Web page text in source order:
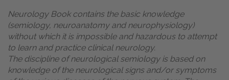
Neurology Book contains the basic knowledge
(semiology, neuroanatomy and neurophysiology)
without which it is impossible and hazardous to attempt
to learn and practice clinical neurology.
The discipline of neurological semiology is based on
knowledge of the neurological signs and/or symptoms